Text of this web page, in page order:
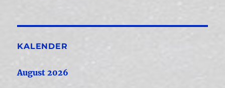
KALENDER
August 2026